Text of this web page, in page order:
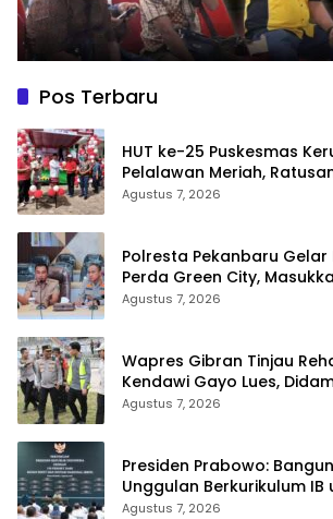
Pos Terbaru
HUT ke-25 Puskesmas
Pelalawan Meriah,
Jalan Santai dan Cek
Agustus 7, 2026
Polresta Pekanbaru Gelar
Perda Green City,
Sekolah
Agustus 7, 2026
Wapres Gibran Tinjau
Kendawi Gayo Lues,
Aceh
Agustus 7, 2026
Presiden Prabowo:
Unggulan Berkurikulum IB
Dunia
Agustus 7, 2026